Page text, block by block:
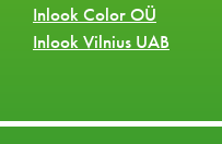
Inlook Color OÜ
Inlook Vilnius UAB